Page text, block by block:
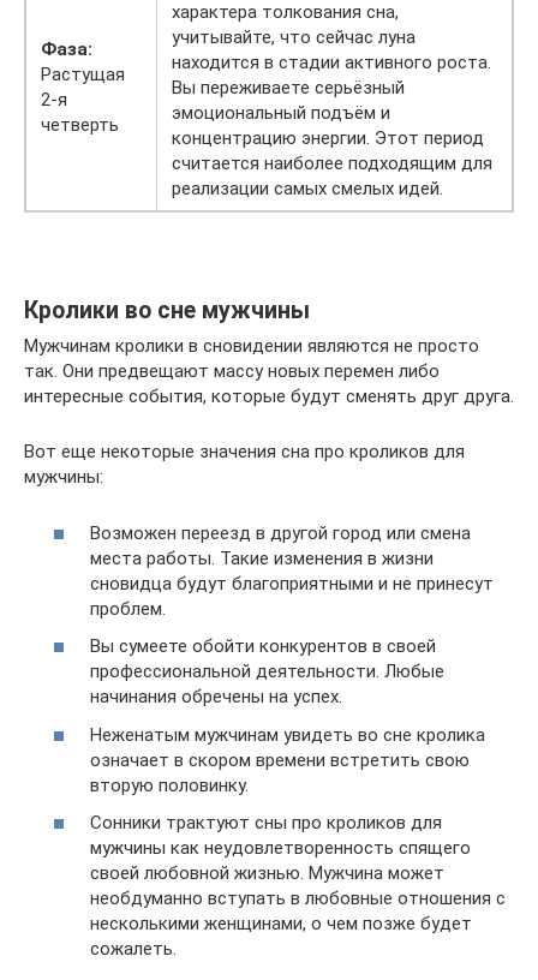
Фаза:
Растущая
2-я
четверть
характера толкования сна,
учитывайте, что сейчас луна
находится в стадии активного роста.
Вы переживаете серьёзный
эмоциональный подъём и
концентрацию энергии. Этот период
считается наиболее подходящим для
реализации самых смелых идей.
Кролики во сне мужчины
Мужчинам кролики в сновидении являются не просто
так. Они предвещают массу новых перемен либо
интересные события, которые будут сменять друг друга.
Вот еще некоторые значения сна про кроликов для
мужчины:
Возможен переезд в другой город или смена
места работы. Такие изменения в жизни
сновидца будут благоприятными и не принесут
проблем.
Вы сумеете обойти конкурентов в своей
профессиональной деятельности. Любые
начинания обречены на успех.
Неженатым мужчинам увидеть во сне кролика
означает в скором времени встретить свою
вторую половинку.
Сонники трактуют сны про кроликов для
мужчины как неудовлетворенность спящего
своей любовной жизнью. Мужчина может
необдуманно вступать в любовные отношения с
несколькими женщинами, о чем позже будет
сожалеть.